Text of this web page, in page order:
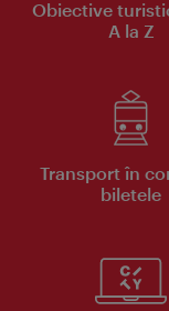
Obiective
A la Z
Transport în
biletele